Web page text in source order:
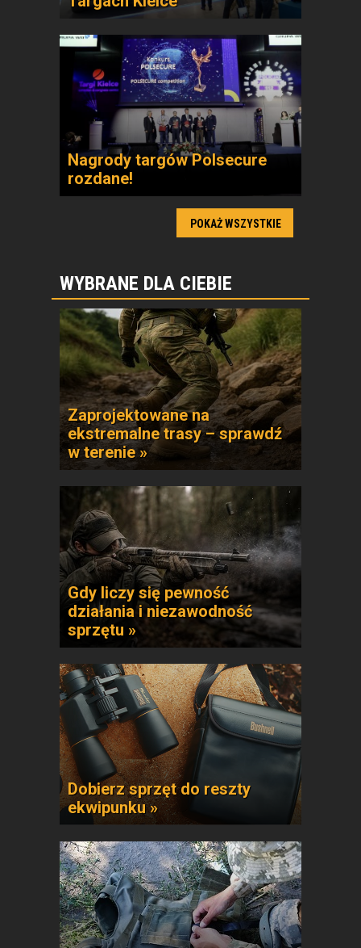
Nagrody targów Polsecure
rozdane!
POKAŻ WSZYSTKIE
WYBRANE DLA CIEBIE
Zaprojektowane na
ekstremalne trasy – sprawdź
w terenie »
Gdy liczy się pewność
działania i niezawodność
sprzętu »
Dobierz sprzęt do reszty
ekwipunku »